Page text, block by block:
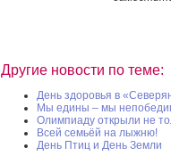
Другие новости по теме:
День здоровья в
Мы едины – мы
Олимпиаду открыли не
Всей семьёй на лыжню!
День Птиц и День Земли